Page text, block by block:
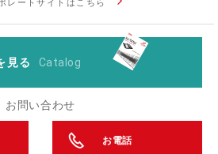
レートサイトはこちら
見る Catalog
お問い合わせ
お電話